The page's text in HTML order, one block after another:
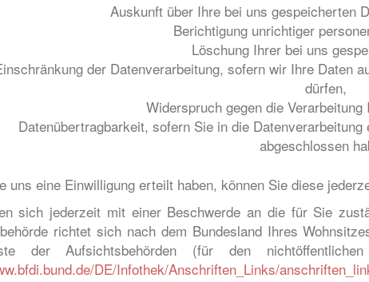
Auskunft über Ihre bei uns gespeicherten
Berichtigung unrichtiger
Löschung Ihrer bei uns
der Datenverarbeitung, sofern wir Ihre Daten
dürfen,
Widerspruch gegen die
Datenübertragbarkeit, sofern Sie in die
abgeschlossen
uns eine Einwilligung erteilt haben, können Sie diese
sich jederzeit mit einer Beschwerde an die für Sie
richtet sich nach dem Bundesland Ihres
der Aufsichtsbehörden (für den
DE/Infothek/Anschriften_Links/